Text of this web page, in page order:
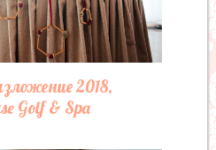
2018,
Golf & Spa